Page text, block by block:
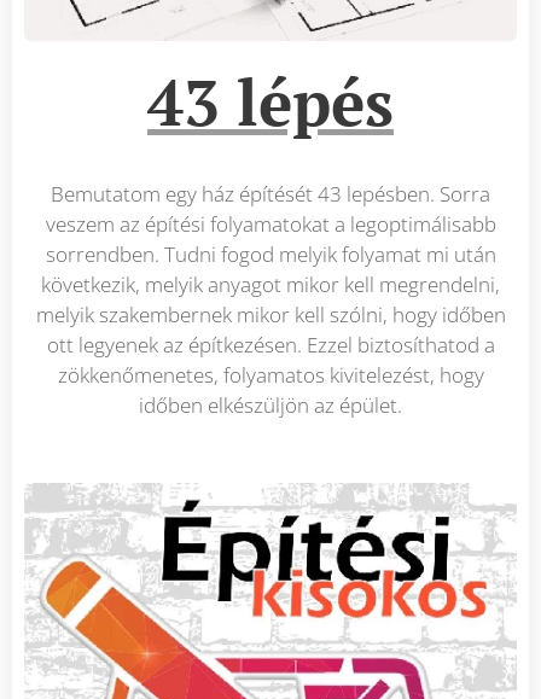
43 lépés
Bemutatom egy ház építését 43 lepésben. Sorra
veszem az építési folyamatokat a legoptimálisabb
sorrendben. Tudni fogod melyik folyamat mi után
következik, melyik anyagot mikor kell megrendelni,
melyik szakembernek mikor kell szólni, hogy időben
ott legyenek az építkezésen. Ezzel biztosíthatod a
zökkenőmenetes, folyamatos kivitelezést, hogy
időben elkészüljön az épület.